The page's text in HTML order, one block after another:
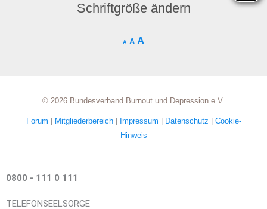
Schriftgröße ändern
A A A
© 2026 Bundesverband Burnout und Depression e.V.
Forum | Mitgliederbereich | Impressum | Datenschutz | Cookie-
Hinweis
0800 - 111 0 111
TELEFONSEELSORGE